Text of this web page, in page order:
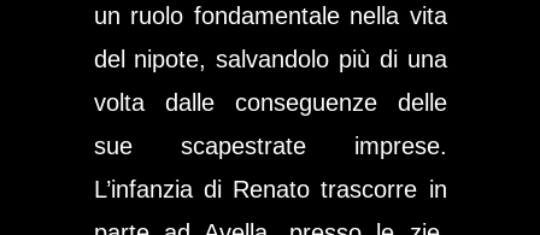
un ruolo fondamentale nella vita
del nipote, salvandolo più di una
volta dalle conseguenze delle
sue scapestrate imprese.
L’infanzia di Renato trascorre in